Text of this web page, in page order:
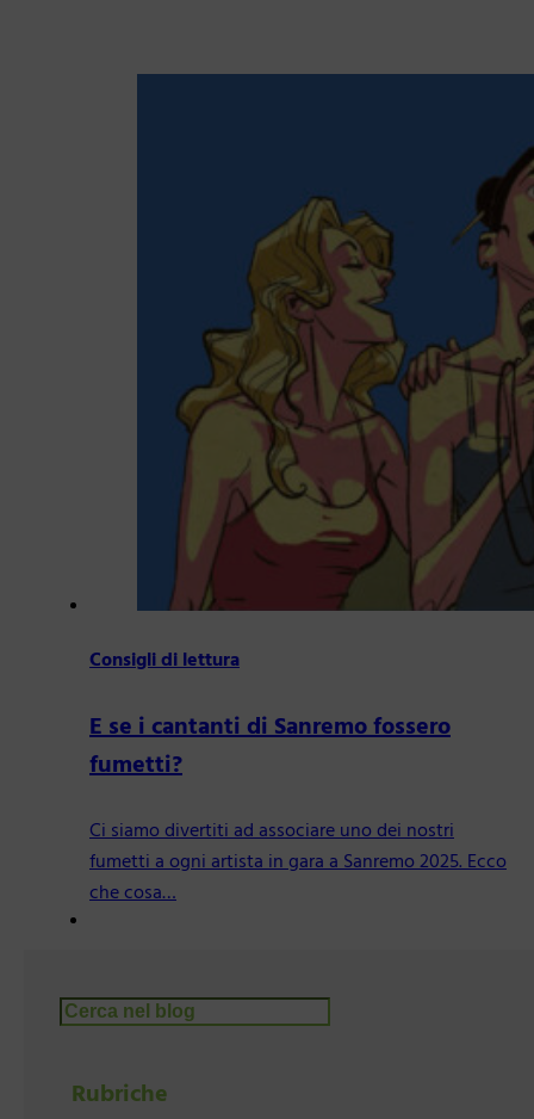
Consigli di lettura
E se i cantanti di Sanremo fossero
fumetti?
Ci siamo divertiti ad associare uno dei nostri
fumetti a ogni artista in gara a Sanremo 2025. Ecco
che cosa…
Cerca
Rubriche